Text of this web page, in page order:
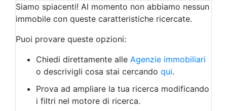
Qualsiasi
Attività/Licenza Commerciale
Azienda Agricola
Bar/Ristorante
Albergo
Laboratorio Artigianale
Negozio/locale commerciale
Agriturismo
Magazzini
Siamo spiacenti! Al momento non abbiamo nessun
immobile con queste caratteristiche ricercate.
Puoi provare queste opzioni:
Chiedi direttamente alle Agenzie immobiliari
o descrivigli cosa stai cercando qui.
Prova ad ampliare la tua ricerca modificando
i filtri nel motore di ricerca.